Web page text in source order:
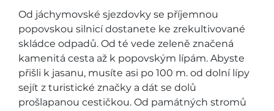
Od jáchymovské sjezdovky se příjemnou
popovskou silnicí dostanete ke zrekultivované
skládce odpadů. Od té vede zeleně značená
kamenitá cesta až k popovským lípám. Abyste
přišli k jasanu, musíte asi po 100 m. od dolní lípy
sejít z turistické značky a dát se dolů
prošlapanou cestičkou. Od památných stromů